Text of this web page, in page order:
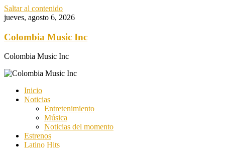
Saltar al contenido
jueves, agosto 6, 2026
Colombia Music Inc
Colombia Music Inc
Inicio
Noticias
Entretenimiento
Música
Noticias del momento
Estrenos
Latino Hits